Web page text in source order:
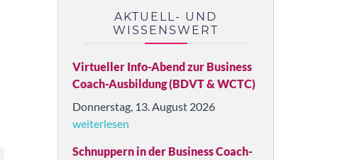
AKTUELL- UND
WISSENSWERT
Virtueller Info-Abend zur Business
Coach-Ausbildung (BDVT & WCTC)
Donnerstag, 13. August 2026
weiterlesen
Schnuppern in der Business Coach-